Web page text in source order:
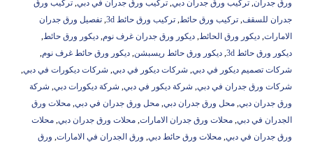
ورق جدران, تركيب ورق جدران دبي, تركيب ورق جدران في دبي, تركيب ورق
جدران للسقف, تركيب ورق حائط, تركيب ورق حائط 3d , تفصيل ورق جدران
الامارات, ديكور ورق الحائط, ديكور ورق جدران غرف نوم, ديكور ورق حائط,
ديكور ورق حائط 3d
, ديكور ورق حائط ريسبشن, ديكور ورق حائط غرف نوم,
شركات تصميم ديكور في دبي, شركات ديكور في دبي, شركات ديكورات في دبي,
شركات ورق جدران في دبي, شركة ديكور في دبي, شركة ديكورات دبي, شركة
ورق جدران دبي, محل ورق جدران دبي, محل ورق جدران في دبي, محلات ورق
الجدران في دبي, محلات ورق جدران الامارات, محلات ورق جدران دبي, محلات
ورق جدران في دبي, محلات ورق حائط دبي, ورق الجدران في الامارات, ورق